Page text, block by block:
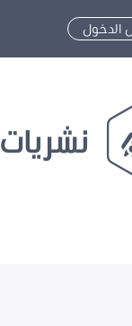
الدخول
نشريات